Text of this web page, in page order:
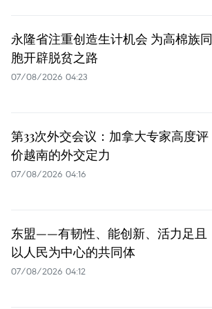
永隆省注重创造生计机会 为高棉族同
胞开辟脱贫之路
07/08/2026 04:23
第33次外交会议：加拿大专家高度评
价越南的外交定力
07/08/2026 04:16
东盟——有韧性、能创新、活力足且
以人民为中心的共同体
07/08/2026 04:12